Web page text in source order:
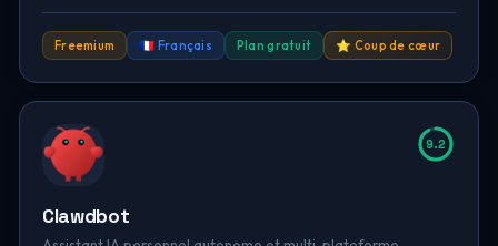
Freemium 🇫🇷 Français Plan gratuit ⭐ Coup de cœur
9.2
Clawdbot